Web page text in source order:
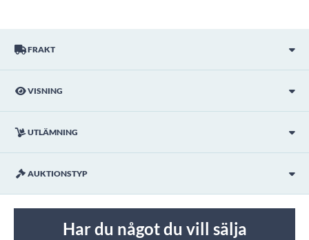
FRAKT
VISNING
UTLÄMNING
AUKTIONSTYP
Har du något du vill sälja